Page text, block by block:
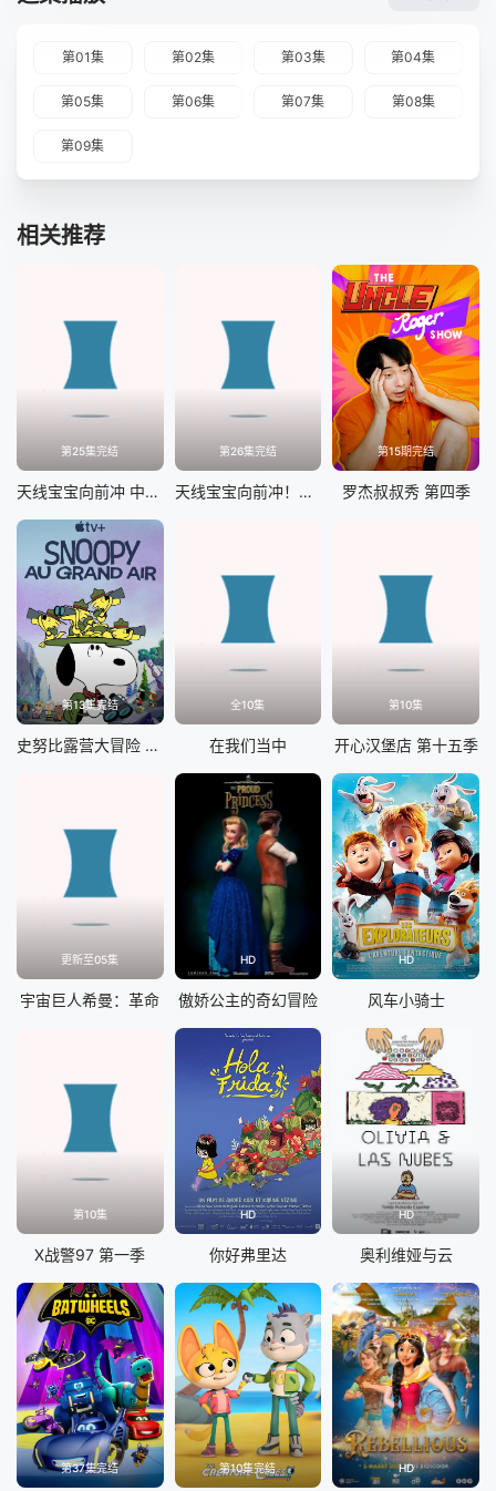
第01集 第02集 第03集 第04集
第05集 第06集 第07集 第08集
第09集
相关推荐
第25集完结
天线宝宝向前冲 中文版
第26集完结
天线宝宝向前冲！（下）中文版
第15期完结
罗杰叔叔秀 第四季
第13集完结
史努比露营大冒险 第一季
全10集
在我们当中
第10集
开心汉堡店 第十五季
更新至05集
宇宙巨人希曼：革命
HD
傲娇公主的奇幻冒险
HD
风车小骑士
第10集
X战警97 第一季
HD
你好弗里达
HD
奥利维娅与云
第37集完结 第10集完结 HD